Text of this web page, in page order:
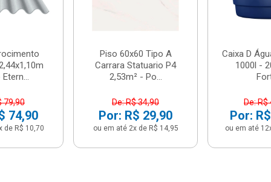
79,90
74,90
de R$ 10,70
Piso 60x60 Tipo A
Carrara Statuario P4
2,53m² - Po...
De: R$ 34,90
Por: R$ 29,90
ou em até 2x de R$ 14,95
Caixa D
1000l -
De: R$
Por:
ou em até